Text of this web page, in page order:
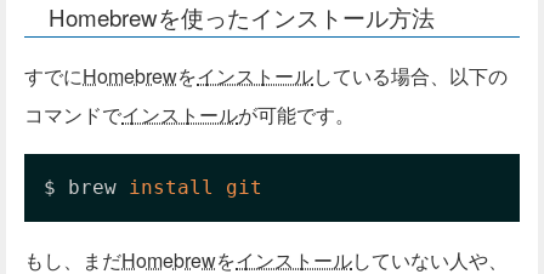
Homebrewを使ったインストール方法
すでにHomebrewをインストールしている場合、以下の
コマンドでインストールが可能です。
$ brew install git
もし、まだHomebrewをインストールしていない人や、